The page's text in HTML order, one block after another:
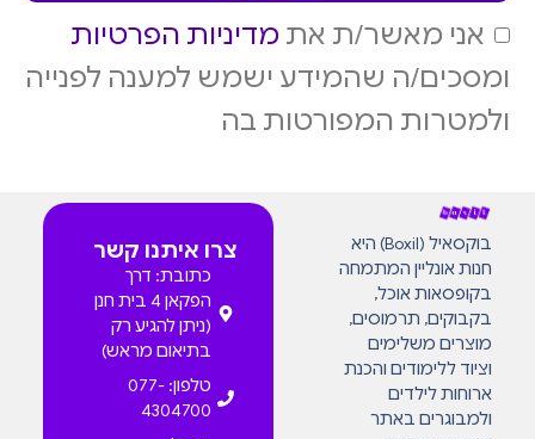
אני מאשר/ת את מדיניות הפרטיות
ומסכים/ה שהמידע ישמש למענה לפנייה
ולמטרות המפורטות בה
בוקסאיל (Boxil) היא
חנות אונליין המתמחה
בקופסאות אוכל,
בקבוקים, תרמוסים,
מוצרים משלימים
וציוד ללימודים והכנת
ארוחות לילדים
ולמבוגרים באתר
צרו איתנו קשר
כתובת: דרך
הפקאן 4 בית חנן
(ניתן להגיע רק
בתיאום מראש)
טלפון: 077-
4304700